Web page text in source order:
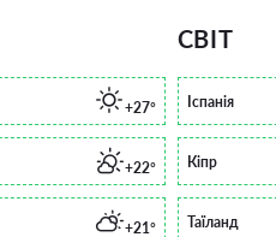
+27°
+22°
+21°
СВІТ
Іспанія
Кіпр
Таїланд